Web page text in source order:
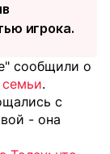
игрока.
сообщили о
семьи.
с
- она